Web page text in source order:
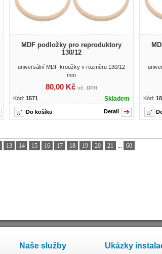
MDF podložky pro reproduktory
130/12
universální MDF kroužky v rozměru 130/12
mm
80,00 Kč vč. DPH
Kód: 1571 Skladem
Detail
Kód:
13 14 15 16 17 18 19 20 21 ... 60
Naše služby Ukázky